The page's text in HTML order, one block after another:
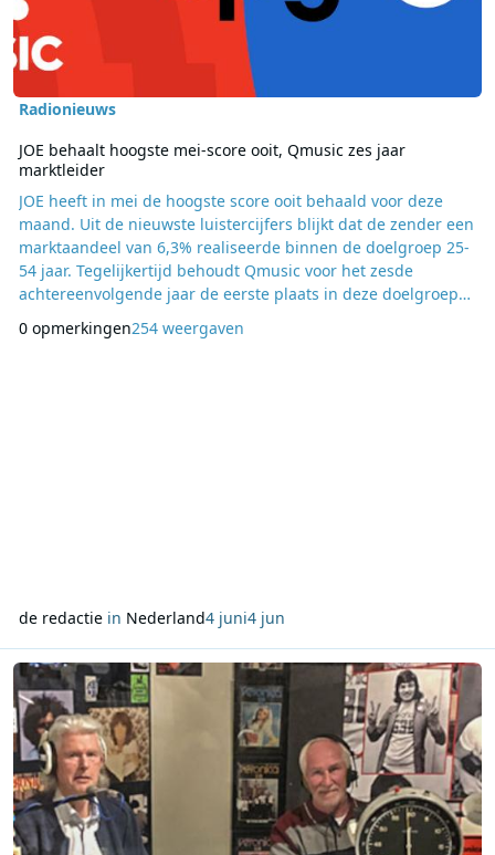
Radionieuws
JOE behaalt hoogste mei-score ooit, Qmusic zes jaar
marktleider
JOE heeft in mei de hoogste score ooit behaald voor deze
maand. Uit de nieuwste luistercijfers blijkt dat de zender een
marktaandeel van 6,3% realiseerde binnen de doelgroep 25-
54 jaar. Tegelijkertijd behoudt Qmusic voor het zesde
achtereenvolgende jaar de eerste plaats in deze doelgroep
met een marktaandeel van 19,3%. Met het resultaat van 6,3%
noteert JOE zijn beste mei-maand sinds de start van de
0 opmerkingen254 weergaven
de redactiein Nederland4 juni4 jun
Lees meer over 192 Radio brengt historische Radio 227-hitlijst